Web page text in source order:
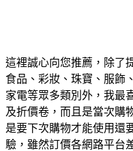
這裡誠心向您推薦，除了
食品、彩妝、珠寶、服飾
家電等眾多類別外，我最
及折價卷，而且是當次購
是要下次購物才能使用還
驗，雖然訂價各網路平台